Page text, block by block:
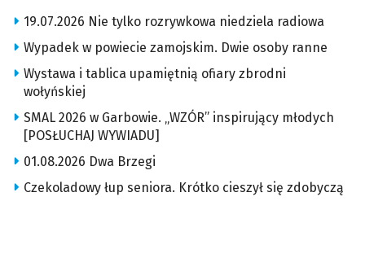
19.07.2026 Nie tylko rozrywkowa niedziela radiowa
Wypadek w powiecie zamojskim. Dwie osoby ranne
Wystawa i tablica upamiętnią ofiary zbrodni
wołyńskiej
SMAL 2026 w Garbowie. „WZÓR” inspirujący młodych
[POSŁUCHAJ WYWIADU]
01.08.2026 Dwa Brzegi
Czekoladowy łup seniora. Krótko cieszył się zdobyczą